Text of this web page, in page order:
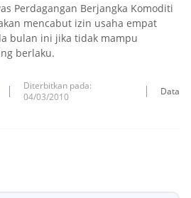
Perdagangan Berjangka Komoditi
mencabut izin usaha empat
bulan ini jika tidak mampu
berlaku.
Diterbitkan pada:
04/03/2010
Data